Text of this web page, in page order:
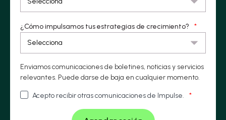
¿Cómo impulsamos tus estrategias de crecimiento? *
Enviamos comunicaciones de boletines, noticias y servicios
relevantes. Puede darse de baja en cualquier momento.
Acepto recibir otras comunicaciones de Impulse. *